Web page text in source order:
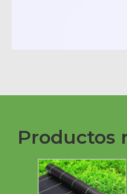
Productos